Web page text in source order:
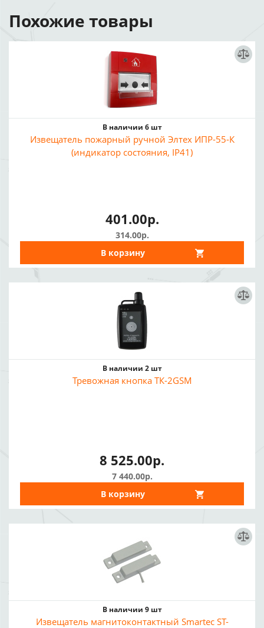
Похожие товары
В наличии 6 шт
Извещатель пожарный ручной Элтех ИПР-55-К
(индикатор состояния, IP41)
401.00р.
314.00р.
В корзину
В наличии 2 шт
Тревожная кнопка ТК-2GSM
8 525.00р.
7 440.00р.
В корзину
В наличии 9 шт
Извещатель магнитоконтактный Smartec ST-